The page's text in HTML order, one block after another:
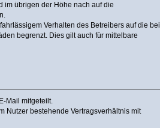
im übrigen der Höhe nach auf die
Verhalten des Betreibers auf die bei
begrenzt. Dies gilt auch für mittelbare
Mail mitgeteilt.
Nutzer bestehende Vertragsverhältnis mit